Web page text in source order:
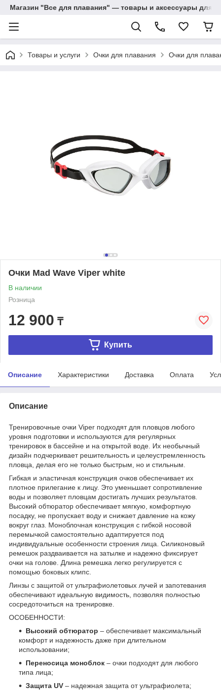
Магазин "Все для плавания" — товары и аксессуары для
Товары и услуги Очки для плавания Очки для
Очки Mad Wave Viper white
В наличии
Розница
12 900 ₸
Купить
Описание Характеристики Доставка Оплата
Описание
Тренировочные очки Viper подходят для пловцов любого
уровня подготовки и используются для регулярных
тренировок в бассейне и на открытой воде. Их необычный
дизайн подчеркивает решительность и целеустремленность
пловца, делая его не только быстрым, но и стильным.
Гибкая и эластичная конструкция очков обеспечивает их
плотное прилегание к лицу. Это уменьшает сопротивление
воды и позволяет пловцам достигать лучших результатов.
Высокий обтюратор обеспечивает мягкую, комфортную
посадку, не пропускает воду и снижает давление на кожу
вокруг глаз. Моноблочная конструкция с гибкой носовой
перемычкой самостоятельно адаптируется под
индивидуальные особенности строения лица. Силиконовый
ремешок раздваивается на затылке и надежно фиксирует
очки на голове. Длина ремешка легко регулируется с
помощью боковых клипс.
Линзы с защитой от ультрафиолетовых лучей и запотевания
обеспечивают идеальную видимость, позволяя полностью
сосредоточиться на тренировке.
ОСОБЕННОСТИ:
Высокий обтюратор – обеспечивает максимальный
комфорт и надежность даже при длительном
использовании;
Переносица моноблок – очки подходят для любого
типа лица;
Защита UV – надежная защита от ультрафиолета;